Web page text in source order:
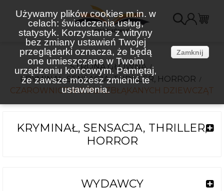
Używamy plików cookies m.in. w
celach: świadczenia usług,
statystyk. Korzystanie z witryny
bez zmiany ustawień Twojej
przeglądarki oznacza, że będą
one umieszczane w Twoim
urządzeniu końcowym. Pamiętaj,
że zawsze możesz zmienić te
ustawienia.
Zamknij
STRONA GŁÓWNA
KRYMINAŁ, SENSACJA, THRILLER, HORROR
CZAROWNICTWO DLA ZBŁĄKANYCH DZIEWCZĄT
KRYMINAŁ, SENSACJA, THRILLER,
HORROR
WYDAWCY